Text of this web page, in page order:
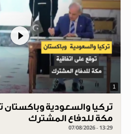
1
تركيا والسعودية وباكستان
مكة للدفاع المشترك
07/08/2026 - 13:29